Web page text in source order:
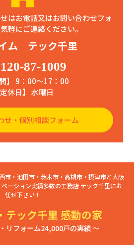
はお電話又はお問い合わせフォ
軽にご連絡ください。
ム テック千里
87-1009
間】 9：00〜17：00
定休日】 水曜日
せ・個別相談フォーム
市・池田市・茨木市・高槻市・摂津市と大阪
ーション実績多数の工務店 テック千里にお
任せ下さい！
テック千里 感動の家
リフォーム24,000戸の実績 ～